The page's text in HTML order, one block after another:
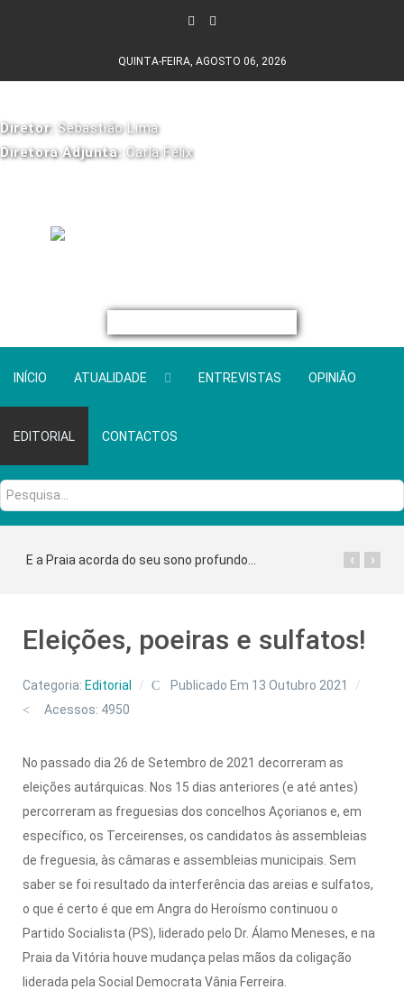
QUINTA-FEIRA, AGOSTO 06, 2026
Diretor: Sebastião Lima
Diretora Adjunta: Carla Félix
INÍCIO ATUALIDADE ENTREVISTAS OPINIÃO
EDITORIAL CONTACTOS
Pesquisa...
E a Praia acorda do seu sono profundo... ›
‹
Eleições, poeiras e sulfatos!
Categoria: Editorial
Publicado Em 13 Outubro 2021
Acessos: 4950
No passado dia 26 de Setembro de 2021 decorreram as
eleições autárquicas. Nos 15 dias anteriores (e até antes)
percorreram as freguesias dos concelhos Açorianos e, em
específico, os Terceirenses, os candidatos às assembleias
de freguesia, às câmaras e assembleias municipais. Sem
saber se foi resultado da interferência das areias e sulfatos,
o que é certo é que em Angra do Heroísmo continuou o
Partido Socialista (PS), liderado pelo Dr. Álamo Meneses, e na
Praia da Vitória houve mudança pelas mãos da coligação
liderada pela Social Democrata Vânia Ferreira.